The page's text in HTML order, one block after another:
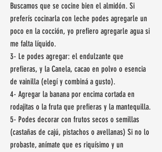
Buscamos que se cocine bien el almidón. Si
preferís cocinarla con leche podes agregarle un
poco en la cocción, yo prefiero agregarle agua si
me falta líquido.
3- Le podes agregar: el endulzante que
prefieras, y la Canela, cacao en polvo o esencia
de vainilla (elegí y combiná a gusto).
4- Agregar la banana por encima cortada en
rodajitas o la fruta que prefieras y la mantequilla.
5- Podes decorar con frutos secos o semillas
(castañas de cajú, pistachos o avellanas) Si no lo
probaste, anímate que es riquísimo y un